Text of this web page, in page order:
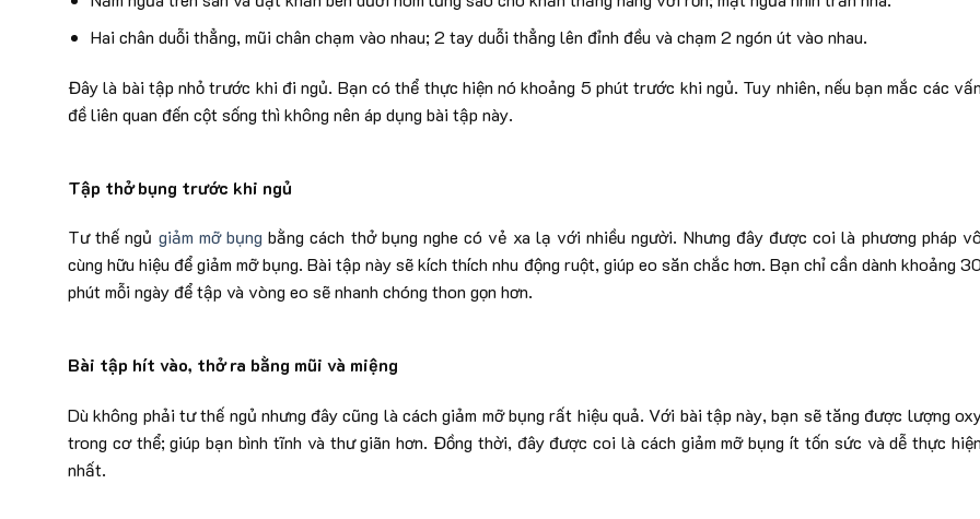
Hai chân duỗi thẳng, mũi chân chạm vào nhau; 2 tay duỗi thẳng lên đỉnh đều và chạm 2 ngón út vào nhau.
Đây là bài tập nhỏ trước khi đi ngủ. Bạn có thể thực hiện nó khoảng 5 phút trước khi ngủ. Tuy nhiên, nếu bạn mắc các vấn
đề liên quan đến cột sống thì không nên áp dụng bài tập này.
Tập thở bụng trước khi ngủ
Tư thế ngủ giảm mỡ bụng bằng cách thở bụng nghe có vẻ xa lạ với nhiều người. Nhưng đây được coi là phương pháp vô
cùng hữu hiệu để giảm mỡ bụng. Bài tập này sẽ kích thích nhu động ruột, giúp eo săn chắc hơn. Bạn chỉ cần dành khoảng 30
phút mỗi ngày để tập và vòng eo sẽ nhanh chóng thon gọn hơn.
Bài tập hít vào, thở ra bằng mũi và miệng
Dù không phải tư thế ngủ nhưng đây cũng là cách giảm mỡ bụng rất hiệu quả. Với bài tập này, bạn sẽ tăng được lượng
trong cơ thể; giúp bạn bình tĩnh và thư giãn hơn. Đồng thời, đây được coi là cách giảm mỡ bụng ít tốn sức và dễ thực hiện
nhất.